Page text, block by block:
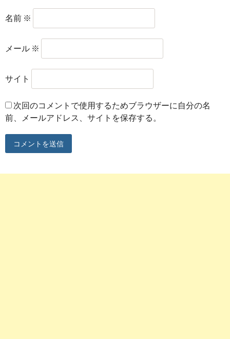
名前 ※
メール ※
サイト
次回のコメントで使用するためブラウザーに自分の名
前、メールアドレス、サイトを保存する。